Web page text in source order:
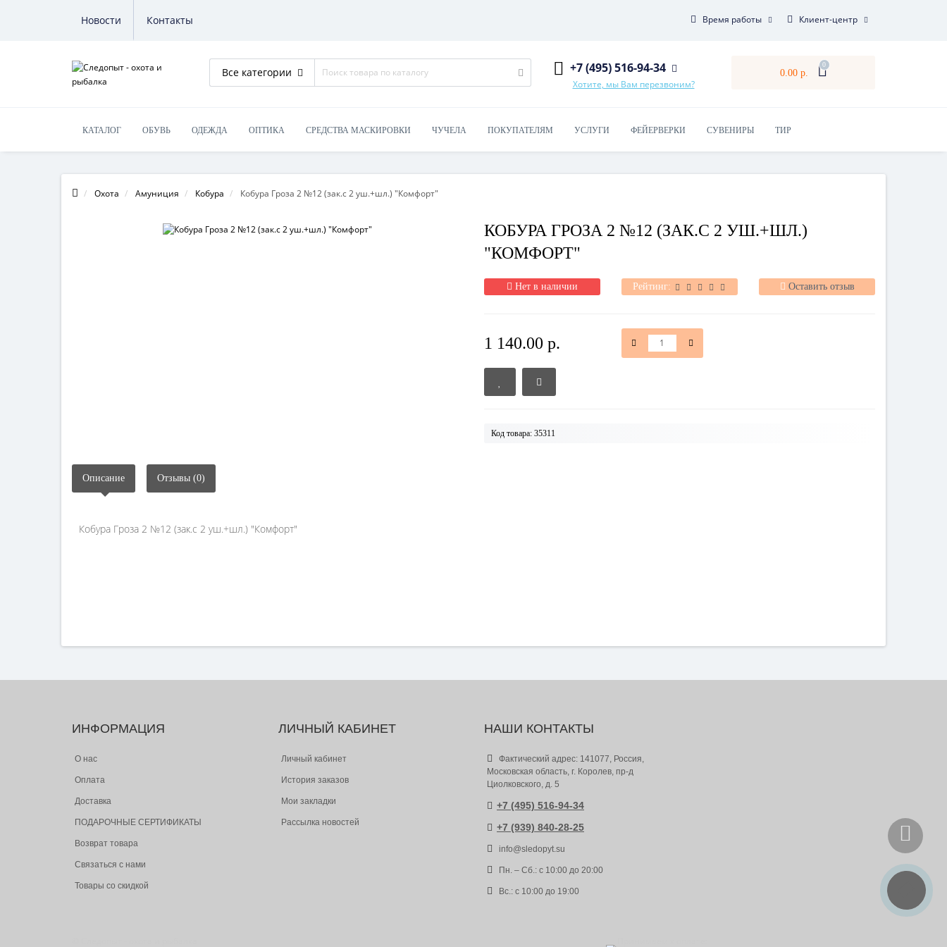
Новости Контакты Время работы Клиент-центр
Все категории +7 (495) 516-94-34
Хотите, мы Вам перезвоним?
0.00 р.
0
КАТАЛОГ ОБУВЬ ОДЕЖДА ОПТИКА СРЕДСТВА МАСКИРОВКИ ЧУЧЕЛА ПОКУПАТЕЛЯМ УСЛУГИ ФЕЙЕРВЕРКИ СУВЕНИРЫ ТИР
ОБУЧЕНИЕ НА ОРУЖИЕ
Охота Амуниция Кобура Кобура Гроза 2 №12 (зак.с 2 уш.+шл.) "Комфорт"
КОБУРА ГРОЗА 2 №12 (ЗАК.С 2 УШ.+ШЛ.)
"КОМФОРТ"
Нет в наличии Рейтинг: Оставить отзыв
1 140.00 р.
Код товара: 35311
Описание Отзывы (0)
Кобура Гроза 2 №12 (зак.с 2 уш.+шл.) "Комфорт"
ИНФОРМАЦИЯ
О нас
Оплата
Доставка
ПОДАРОЧНЫЕ СЕРТИФИКАТЫ
Возврат товара
Связаться с нами
Товары со скидкой
ЛИЧНЫЙ КАБИНЕТ
Личный кабинет
История заказов
Мои закладки
Рассылка новостей
НАШИ КОНТАКТЫ
Фактический адрес: 141077, Россия,
Московская область, г. Королев, пр-д
Циолковского, д. 5
+7 (495) 516-94-34
+7 (939) 840-28-25
info@sledopyt.su
Пн. – Сб.: с 10:00 до 20:00
Вс.: с 10:00 до 19:00